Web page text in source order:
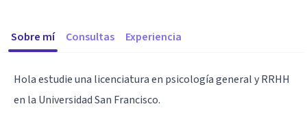
Sobre mí Consultas Experiencia
Hola estudie una licenciatura en psicología general y RRHH
en la Universidad San Francisco.